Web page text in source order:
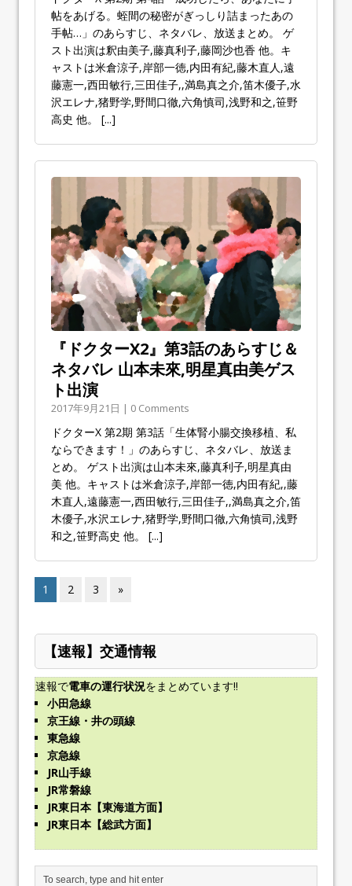
帖をあげる。蛭間の秘密がぎっしり詰まったあの
手帖…」のあらすじ、ネタバレ、放送まとめ。 ゲ
スト出演は釈由美子,藤真利子,藤岡沙也香 他。キ
ャストは米倉涼子,岸部一徳,内田有紀,藤木直人,遠
藤憲一,西田敏行,三田佳子,,満島真之介,笛木優子,水
沢エレナ,猪野学,野間口徹,六角慎司,浅野和之,笹野
高史 他。 [...]
『ドクターX2』第3話のあらすじ＆
ネタバレ 山本未來,明星真由美ゲス
ト出演
2017年9月21日 | 0 Comments
ドクターX 第2期 第3話「生体腎小腸交換移植、私
ならできます！」のあらすじ、ネタバレ、放送ま
とめ。 ゲスト出演は山本未來,藤真利子,明星真由
美 他。キャストは米倉涼子,岸部一徳,内田有紀,,藤
木直人,遠藤憲一,西田敏行,三田佳子,,満島真之介,笛
木優子,水沢エレナ,猪野学,野間口徹,六角慎司,浅野
和之,笹野高史 他。 [...]
1 2 3 »
【速報】交通情報
速報で電車の運行状況をまとめています!!
小田急線
京王線・井の頭線
東急線
京急線
JR山手線
JR常磐線
JR東日本【東海道方面】
JR東日本【総武方面】